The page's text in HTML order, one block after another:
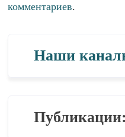
комментариев.
Наши
Публикации: